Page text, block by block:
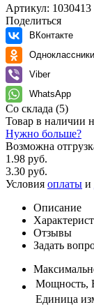
Артикул: 1030413
Поделиться
ВКонтакте
Одноклассники
Viber
WhatsApp
Со склада (5)
Товар в наличии
Нужно больше?
Возможна
1.98 руб.
3.30 руб.
Условия оплаты и
Описание
Отзывы
Задать
Мощность,
Единица